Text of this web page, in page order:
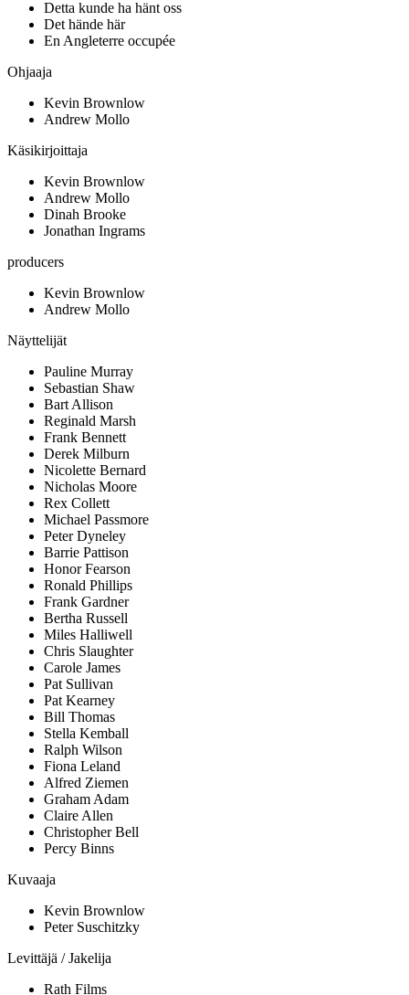
Detta kunde ha hänt oss
Det hände här
En Angleterre occupée
Ohjaaja
Kevin Brownlow
Andrew Mollo
Käsikirjoittaja
Kevin Brownlow
Andrew Mollo
Dinah Brooke
Jonathan Ingrams
producers
Kevin Brownlow
Andrew Mollo
Näyttelijät
Pauline Murray
Sebastian Shaw
Bart Allison
Reginald Marsh
Frank Bennett
Derek Milburn
Nicolette Bernard
Nicholas Moore
Rex Collett
Michael Passmore
Peter Dyneley
Barrie Pattison
Honor Fearson
Ronald Phillips
Frank Gardner
Bertha Russell
Miles Halliwell
Chris Slaughter
Carole James
Pat Sullivan
Pat Kearney
Bill Thomas
Stella Kemball
Ralph Wilson
Fiona Leland
Alfred Ziemen
Graham Adam
Claire Allen
Christopher Bell
Percy Binns
Kuvaaja
Kevin Brownlow
Peter Suschitzky
Levittäjä / Jakelija
Rath Films